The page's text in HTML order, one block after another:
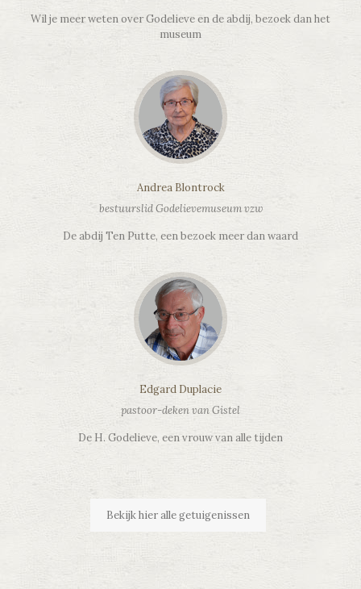
Wil je meer weten over Godelieve en de abdij, bezoek dan het
museum
Andrea Blontrock
bestuurslid Godelievemuseum vzw
De abdij Ten Putte, een bezoek meer dan waard
Edgard Duplacie
pastoor-deken van Gistel
De H. Godelieve, een vrouw van alle tijden
Bekijk hier alle getuigenissen